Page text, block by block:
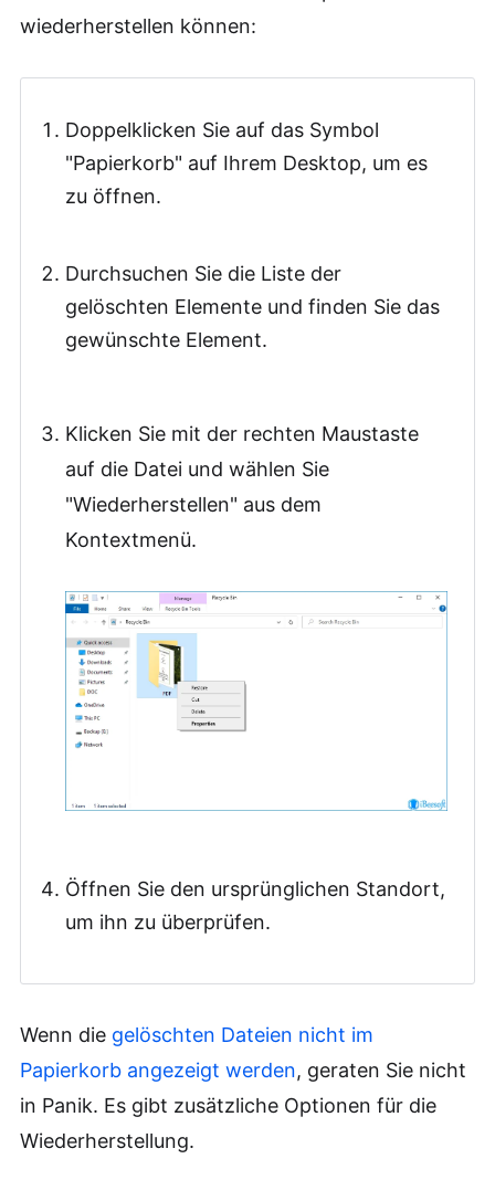
wiederherstellen können:
Doppelklicken Sie auf das Symbol
"Papierkorb" auf Ihrem Desktop, um es
zu öffnen.
Durchsuchen Sie die Liste der
gelöschten Elemente und finden Sie das
gewünschte Element.
Klicken Sie mit der rechten Maustaste
auf die Datei und wählen Sie
"Wiederherstellen" aus dem
Kontextmenü.
Öffnen Sie den ursprünglichen Standort,
um ihn zu überprüfen.
Wenn die gelöschten Dateien nicht im
Papierkorb angezeigt werden, geraten Sie nicht
in Panik. Es gibt zusätzliche Optionen für die
Wiederherstellung.